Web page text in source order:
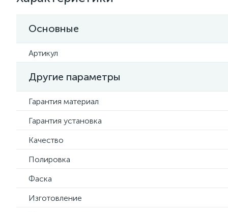
Основные
Артикул
Другие параметры
Гарантия материал
Гарантия установка
Качество
Полировка
Фаска
Изготовление